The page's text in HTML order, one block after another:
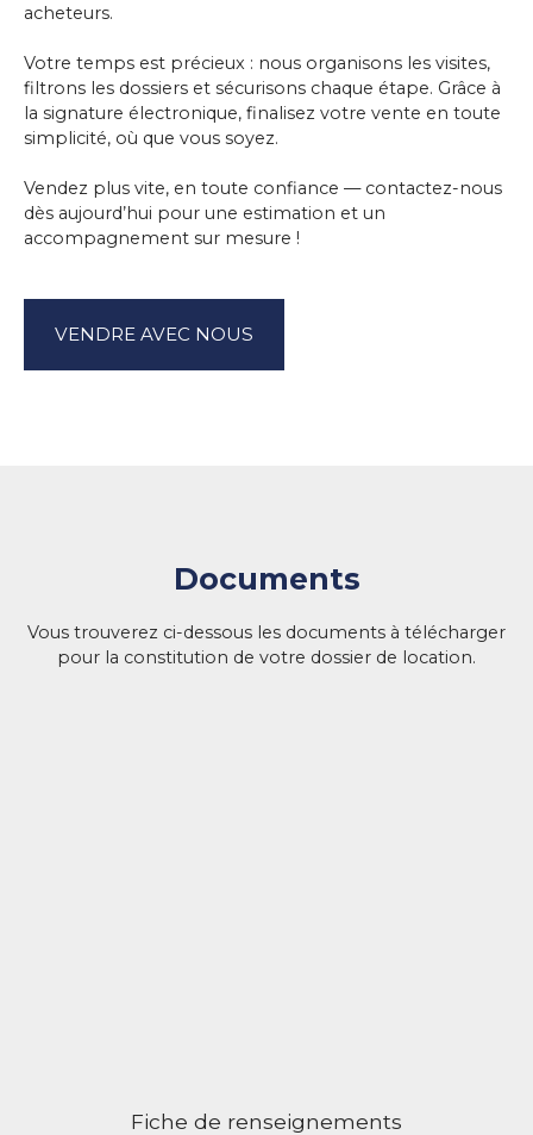
acheteurs.
Votre temps est précieux : nous organisons les visites,
filtrons les dossiers et sécurisons chaque étape. Grâce à
la signature électronique, finalisez votre vente en toute
simplicité, où que vous soyez.
Vendez plus vite, en toute confiance — contactez-nous
dès aujourd’hui pour une estimation et un
accompagnement sur mesure !
VENDRE AVEC NOUS
Documents
Vous trouverez ci-dessous les documents à télécharger
pour la constitution de votre dossier de location.
Fiche de renseignements